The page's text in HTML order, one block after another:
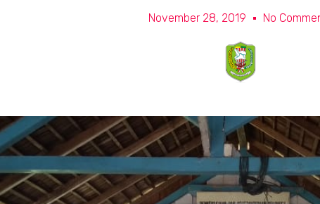
November 28, 2019 No